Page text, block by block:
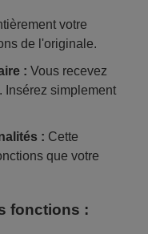
votre
de l'originale.
: Vous recevez
Insérez simplement
: Cette
que votre
fonctions :